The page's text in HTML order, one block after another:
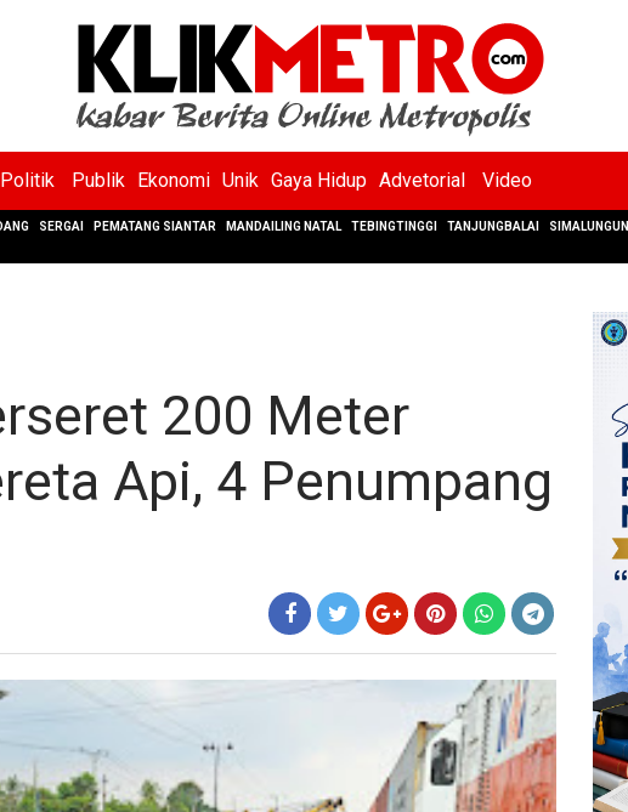
Politik Publik Ekonomi Unik Gaya Hidup Advetorial Video
SERGAI PEMATANG SIANTAR MANDAILING NATAL TEBINGTINGGI TANJUNGBALAI SIMALUNGUN
200 Meter
Api, 4 Penumpang